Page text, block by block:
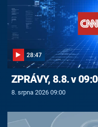
28:47
ZPRÁVY, 8.8. v
8. srpna 2026 09:00